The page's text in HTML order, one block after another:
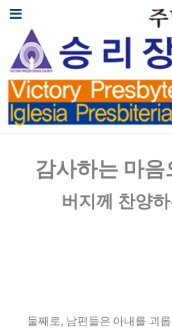
감사하는 마음
버지께 찬양
둘째로, 남편들은 아내를 괴